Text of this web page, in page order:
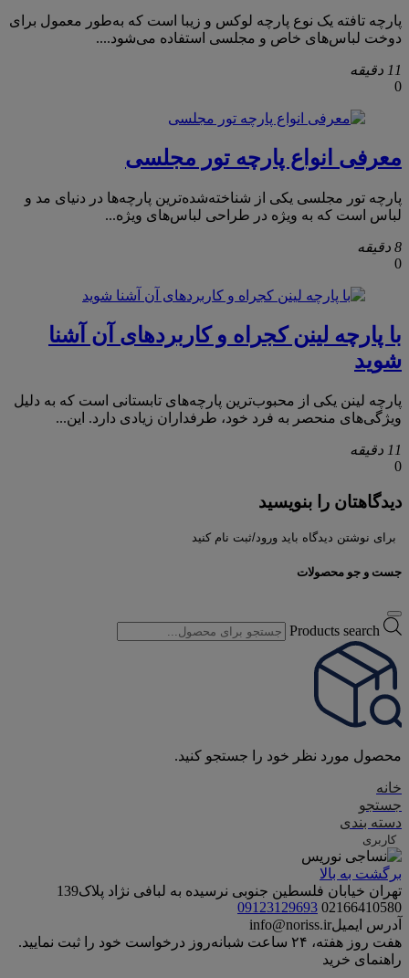
پارچه تافته یک نوع پارچه لوکس و زیبا است که به‌طور معمول برای
دوخت لباس‌های خاص و مجلسی استفاده می‌شود....
11 دقیقه
0
معرفی انواع پارچه تور مجلسی
پارچه تور مجلسی یکی از شناخته‌شده‌ترین پارچه‌ها در دنیای مد و
لباس است که به ویژه در طراحی لباس‌های ویژه...
8 دقیقه
0
با پارچه لینن کجراه و کاربردهای آن آشنا
شوید
پارچه لینن یکی از محبوب‌ترین پارچه‌های تابستانی است که به دلیل
ویژگی‌های منحصر به فرد خود، طرفداران زیادی دارد. این...
11 دقیقه
0
دیدگاهتان را بنویسید
برای نوشتن دیدگاه باید ورود/ثبت نام کنید
جست و جو محصولات
Products search
محصول مورد نظر خود را جستجو کنید.
خانه
جستجو
دسته بندی
کاربری
برگشت به بالا
تهران خیابان فلسطین جنوبی نرسیده به لبافی نژاد پلاک139
02166410580
09123129693
آدرس ایمیلinfo@noriss.ir
هفت روز هفته، ۲۴ ساعت شبانه‌روز درخواست خود را ثبت نمایید.
راهنمای خرید